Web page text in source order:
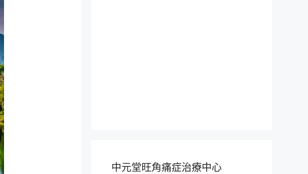
中元堂旺角痛症治療中心